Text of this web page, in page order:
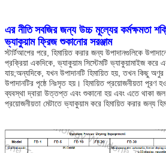
এর নীতি সবজির জন্য উচ্চ মূল্যের কর্মক্ষমতা
ভ্যাকুয়াম ফ্রিজ শুকানোর সরঞ্জাম
স্টার্টআপের পরে, হিমায়িত করার জন্য উপাদানগুলিকে
প্রক্রিয়া একদিকে, ভ্যাকুয়াম সিস্টেমটি ভ্যাকুয়ামাইজ করে
যায়;অন্যদিকে, যখন উপাদানটি হিমায়িত হয়, তখন কিছু
উপাদানটির পৃষ্ঠে নিঃসৃত হয়। হিমায়িত প্রয়োজনীয়তা পূরণ
ব্যবস্থা দ্বারা উত্তপ্ত এবং শুকানো হয় এবং এতে থাকা
প্রয়োজনীয়তা মেটাতে ভ্যাকুয়াম করে হিমায়িত করার জন্য